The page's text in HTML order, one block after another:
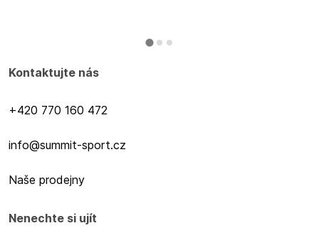
Kontaktujte nás
+420 770 160 472
info@summit-sport.cz
Naše prodejny
Nenechte si ujít